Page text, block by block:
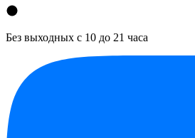
Без выходных с 10 до 21 часа